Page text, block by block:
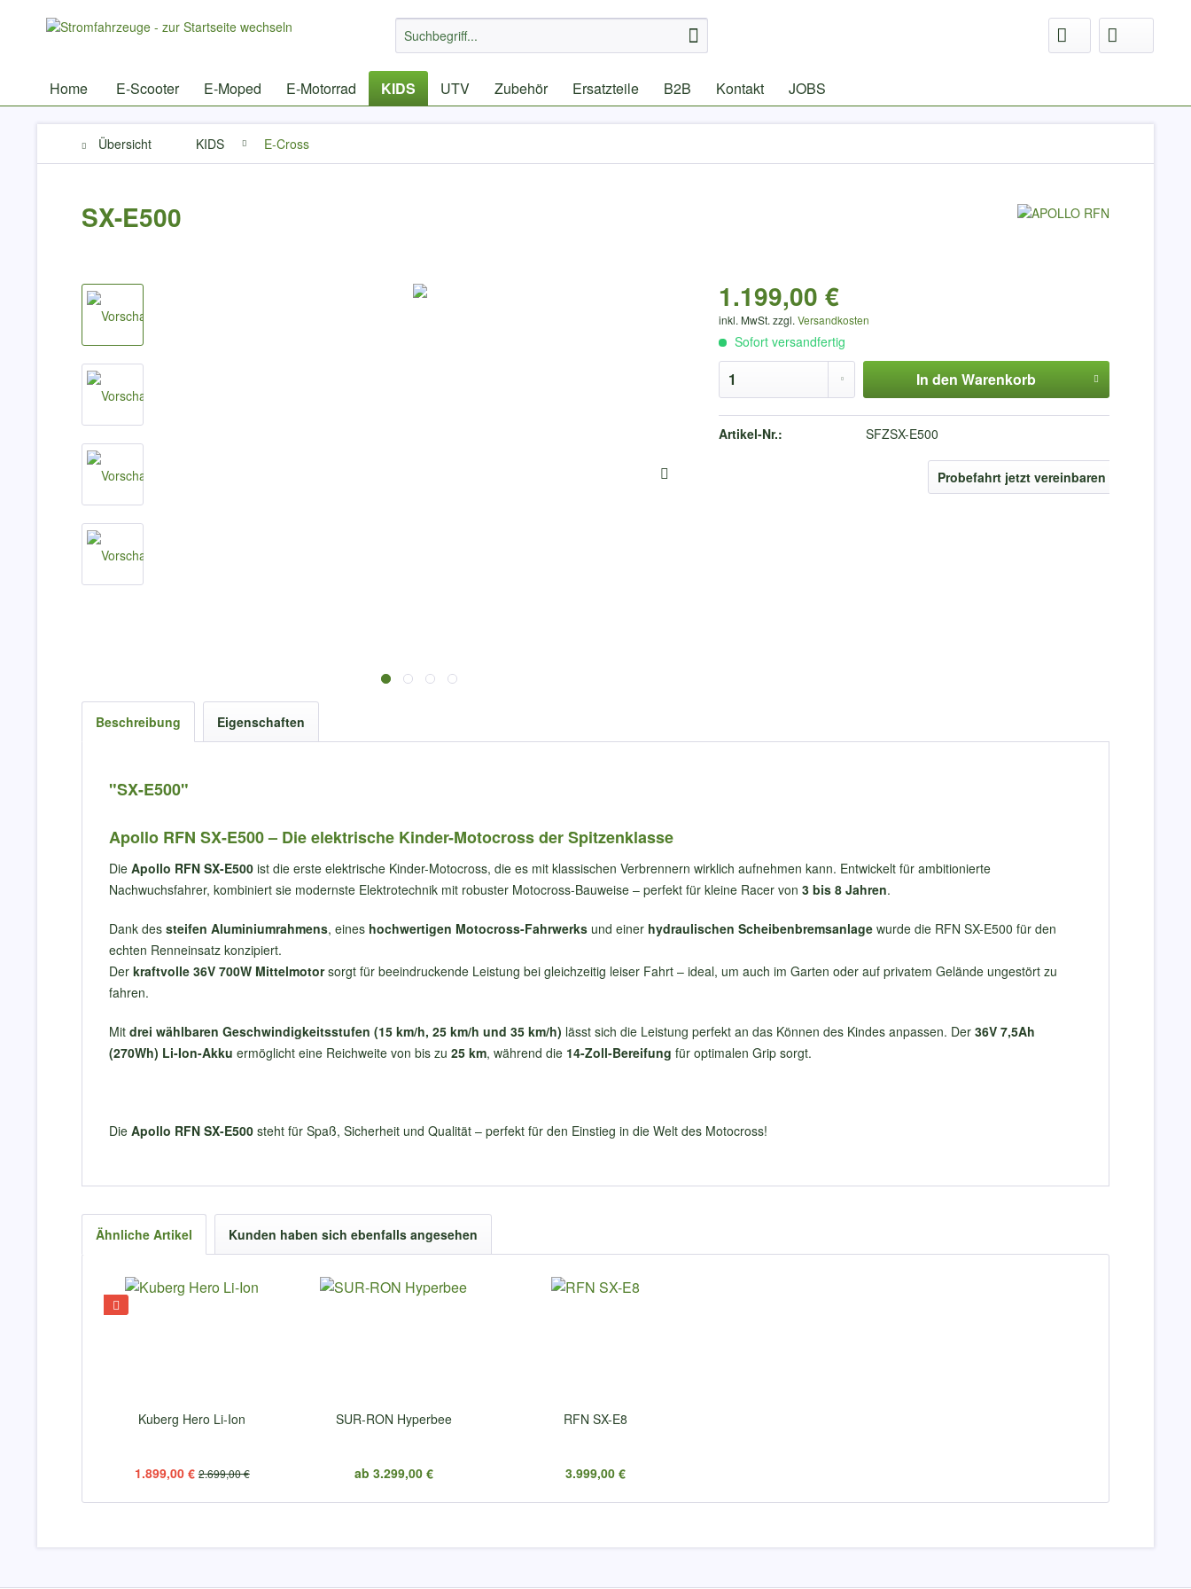
Home E-Scooter E-Moped E-Motorrad KIDS UTV Zubehör Ersatzteile B2B Kontakt JOBS
Übersicht KIDS E-Cross
SX-E500
1.199,00 €
inkl. MwSt. zzgl.Versandkosten
Sofort versandfertig
In den Warenkorb
Artikel-Nr.: SFZSX-E500
Probefahrt jetzt vereinbaren
Beschreibung Eigenschaften
"SX-E500"
Apollo RFN SX-E500 – Die elektrische Kinder-Motocross der Spitzenklasse
Die Apollo RFN SX-E500 ist die erste elektrische Kinder-Motocross, die es mit klassischen Verbrennern wirklich aufnehmen kann. Entwickelt für ambitionierte
Nachwuchsfahrer, kombiniert sie modernste Elektrotechnik mit robuster Motocross-Bauweise – perfekt für kleine Racer von 3 bis 8 Jahren.
Dank des steifen Aluminiumrahmens, eines hochwertigen Motocross-Fahrwerks und einer hydraulischen Scheibenbremsanlage wurde die RFN SX-E500 für den
echten Renneinsatz konzipiert.
Der kraftvolle 36V 700W Mittelmotorsorgt für beeindruckende Leistung bei gleichzeitig leiser Fahrt – ideal, um auch im Garten oder auf privatem Gelände ungestört zu
fahren.
Mit drei wählbaren Geschwindigkeitsstufen (15 km/h, 25 km/h und 35 km/h) lässt sich die Leistung perfekt an das Können des Kindes anpassen. Der 36V 7,5Ah
(270Wh) Li-Ion-Akku ermöglicht eine Reichweite von bis zu 25 km, während die 14-Zoll-Bereifung für optimalen Grip sorgt.
Die Apollo RFN SX-E500 steht für Spaß, Sicherheit und Qualität – perfekt für den Einstieg in die Welt des Motocross!
Ähnliche Artikel Kunden haben sich ebenfalls angesehen
Kuberg Hero Li-Ion
1.899,00 € 2.699,00 €
SUR-RON Hyperbee
ab 3.299,00 €
RFN SX-E8
3.999,00 €